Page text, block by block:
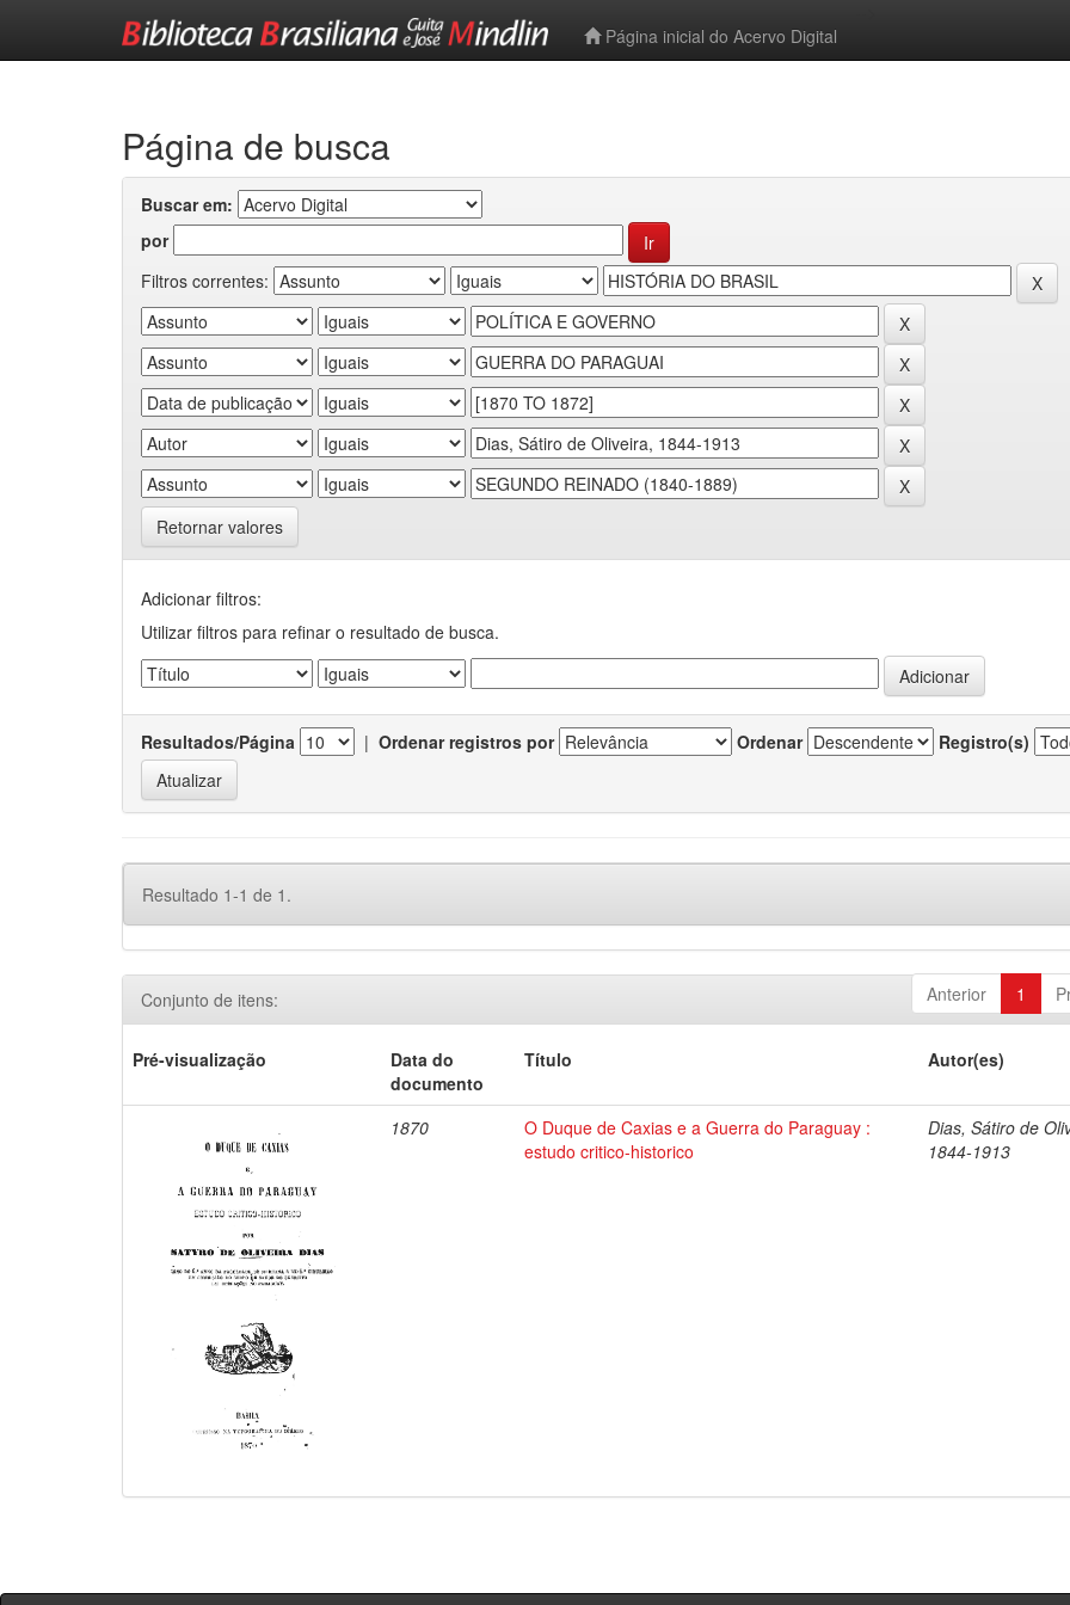
Página inicial do Acervo Digital
Página de busca
Buscar em:
por
Filtros correntes:
Retornar valores
Adicionar filtros:
Utilizar filtros para refinar o resultado de busca.
Resultados/Página | Ordenar registros por Ordenar Registro(s)
Resultado 1-1 de 1.
Anterior 1
Conjunto de itens:
Pré-visualização
Data do
documento
Título Autor(es)
1870
O Duque de Caxias e a Guerra do Paraguay :
estudo critico-historico
Dias, Sátiro de
1844-1913